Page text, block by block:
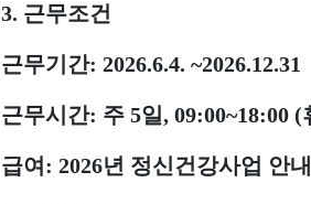
3. 근무조건
근무기간: 2026.6.4. ~2026.12.31
근무시간: 주 5일, 09:00~18:00 (
급여 : 2026년 정신건강사업 안